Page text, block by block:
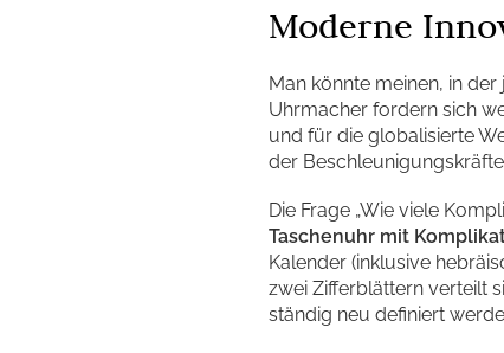
Moderne
Man könnte meinen, in
Uhrmacher fordern sich
und für die globalisierte
der
Die Frage „Wie viele
Taschenuhr mit
Kalender (inklusive
zwei Zifferblättern verteilt
ständig neu definiert